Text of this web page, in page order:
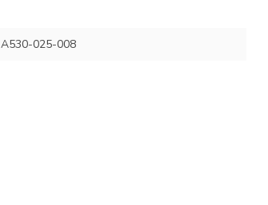
A530-025-008